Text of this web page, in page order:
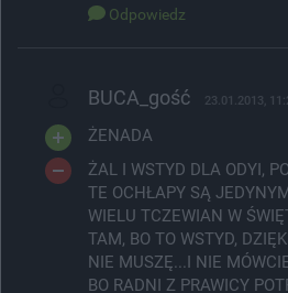
Odpowiedz
BUCA_gość 23.01.2013,
ŻENADA
ŻAL I WSTYD DLA ODYI,
TE OCHŁAPY SĄ
WIELU TCZEWIAN W
TAM, BO TO WSTYD,
NIE MUSZĘ...I NIE
BO RADNI Z PRAWICY